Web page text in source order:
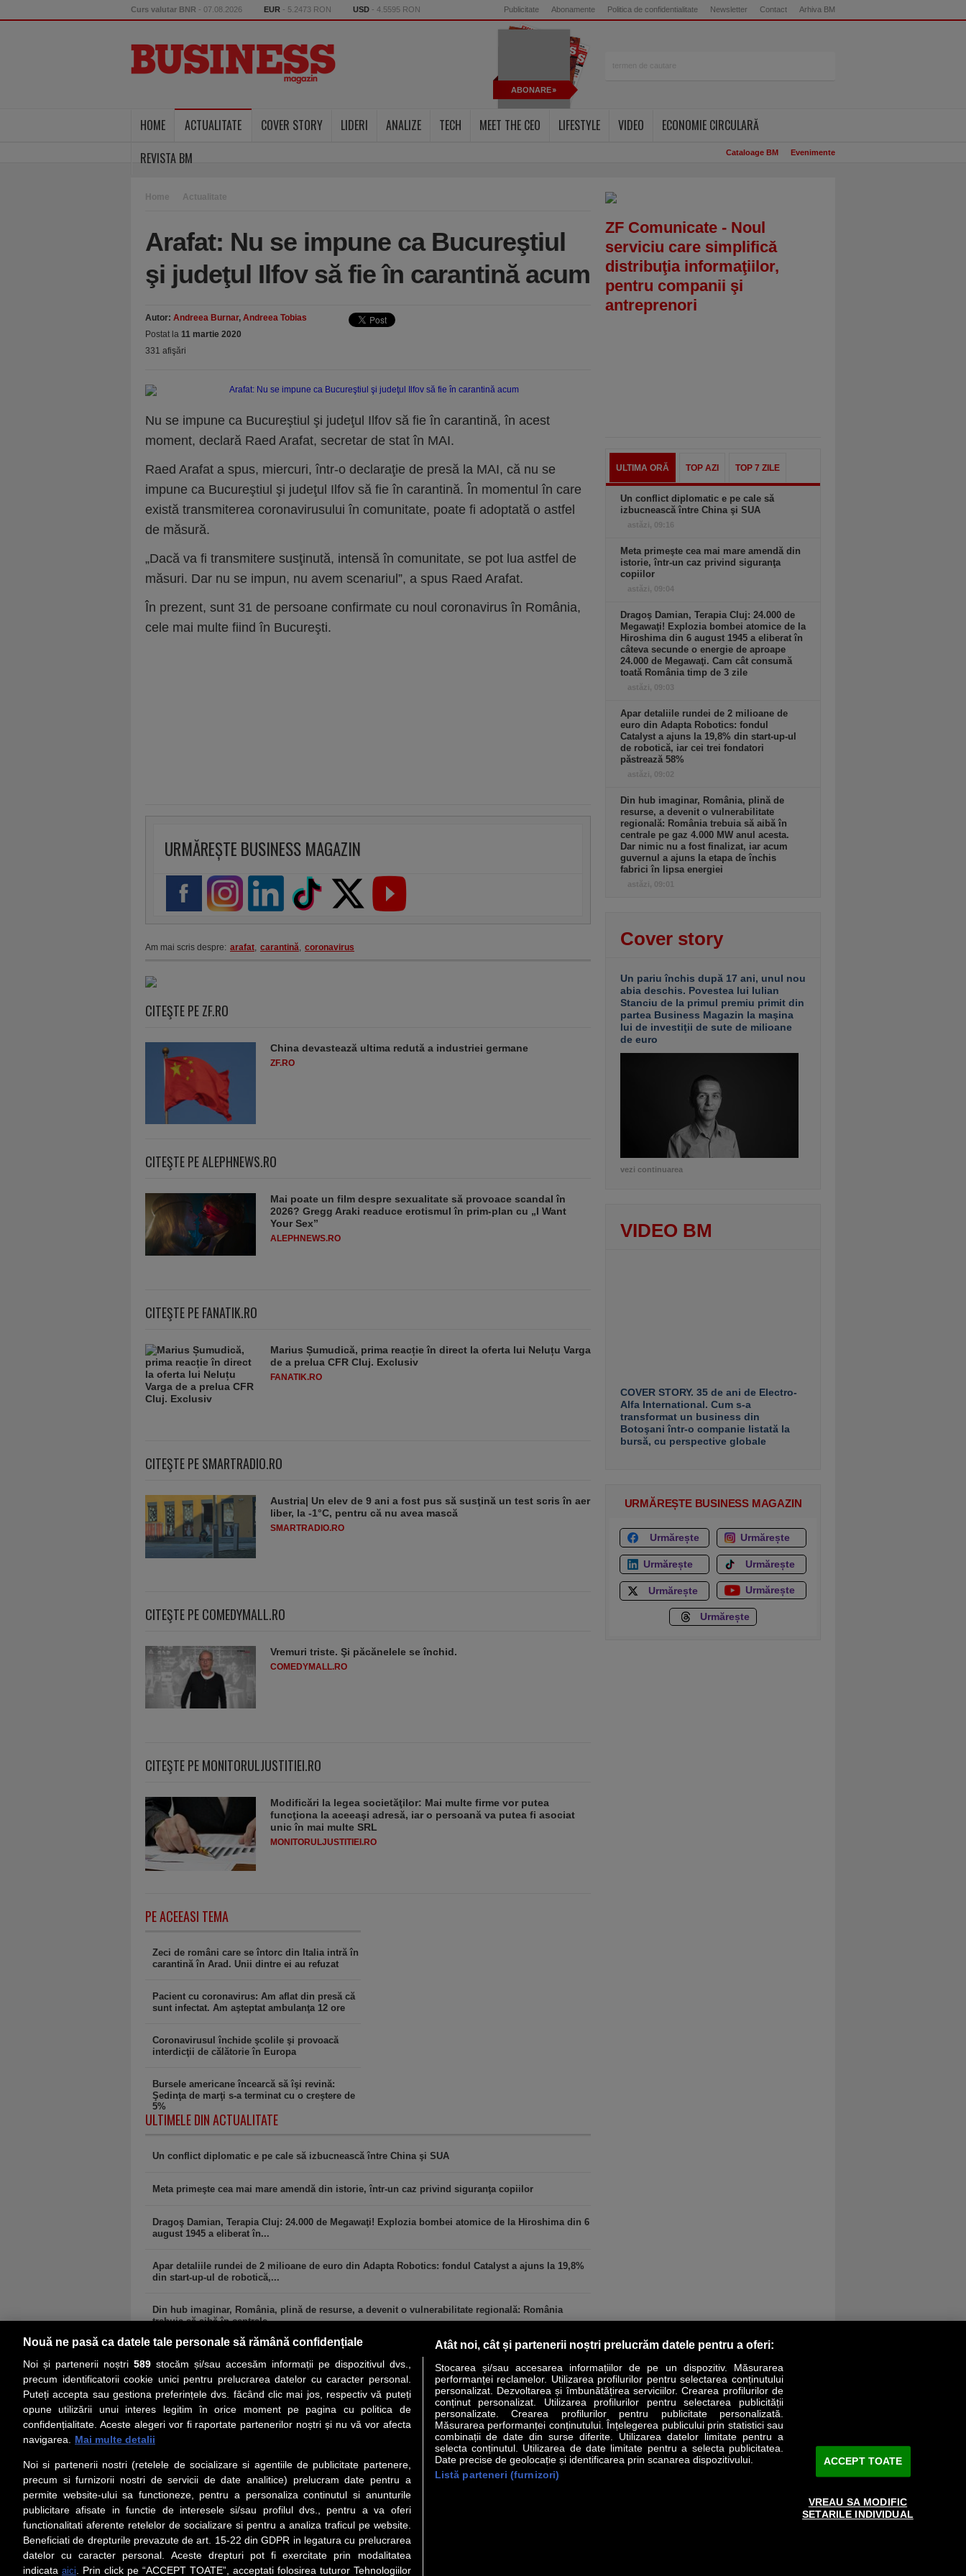
Curs valutar BNR - 07.08.2026 EUR - 5.2473 RON USD - 4.5595 RON Publicitate Abonamente Politica de confidentialitate Newsletter Contact Arhiva BM
ABONARE
HOME ACTUALITATE COVER STORY LIDERI ANALIZE TECH MEET THE CEO LIFESTYLE VIDEO
ECONOMIE CIRCULARĂ
REVISTA BM
Cataloage BM Evenimente
Home Actualitate
Arafat: Nu se impune ca Bucureştiul
şi judeţul Ilfov să fie în carantină acum
Autor: Andreea Burnar, Andreea Tobias
Postat la 11 martie 2020
331 afişări
Nu se impune ca Bucureştiul şi judeţul Ilfov să fie în carantină, în acest
moment, declară Raed Arafat, secretar de stat în MAI.
Raed Arafat a spus, miercuri, într-o declaraţie de presă la MAI, că nu se
impune ca Bucureştiul şi judeţul Ilfov să fie în carantină. În momentul în care
există transmiterea coronavirusului în comunitate, poate fi adoptată o astfel
de măsură.
„Dacă va fi transmitere susţinută, intensă în comunitate, se pot lua astfel de
măsuri. Dar nu se impun, nu avem scenariul”, a spus Raed Arafat.
În prezent, sunt 31 de persoane confirmate cu noul coronavirus în România,
cele mai multe fiind în Bucureşti.
URMĂREȘTE BUSINESS MAGAZIN
Am mai scris despre: arafat, carantină, coronavirus
CITEŞTE PE ZF.RO
China devastează ultima redută a industriei germane
ZF.RO
CITEŞTE PE ALEPHNEWS.RO
Mai poate un film despre sexualitate să provoace scandal în
2026? Gregg Araki readuce erotismul în prim-plan cu „I Want
Your Sex”
ALEPHNEWS.RO
CITEŞTE PE FANATIK.RO
Marius Șumudică, prima reacție în direct la oferta lui Neluțu Varga
de a prelua CFR Cluj. Exclusiv
FANATIK.RO
CITEŞTE PE SMARTRADIO.RO
Austria| Un elev de 9 ani a fost pus să susţină un test scris în aer
liber, la -1°C, pentru că nu avea mască
SMARTRADIO.RO
CITEŞTE PE COMEDYMALL.RO
Vremuri triste. Şi păcănelele se închid.
COMEDYMALL.RO
CITEŞTE PE MONITORULJUSTITIEI.RO
Modificări la legea societăţilor: Mai multe firme vor putea
funcţiona la aceeaşi adresă, iar o persoană va putea fi asociat
unic în mai multe SRL
MONITORULJUSTITIEI.RO
PE ACEEASI TEMA
Zeci de români care se întorc din Italia intră în
carantină în Arad. Unii dintre ei au refuzat
Pacient cu coronavirus: Am aflat din presă că
sunt infectat. Am aşteptat ambulanţa 12 ore
Coronavirusul închide şcolile şi provoacă
interdicţii de călătorie în Europa
Bursele americane încearcă să îşi revină:
Şedinţa de marţi s-a terminat cu o creştere de
5%
ULTIMELE DIN ACTUALITATE
Un conflict diplomatic e pe cale să izbucnească între China şi SUA
Meta primeşte cea mai mare amendă din istorie, într-un caz privind siguranţa copiilor
Dragoş Damian, Terapia Cluj: 24.000 de Megawaţi! Explozia bombei atomice de la Hiroshima din 6
august 1945 a eliberat în...
Apar detaliile rundei de 2 milioane de euro din Adapta Robotics: fondul Catalyst a ajuns la 19,8%
din start-up-ul de robotică,...
Din hub imaginar, România, plină de resurse, a devenit o vulnerabilitate regională: România
trebuia să aibă în centrale...
ZF Comunicate - Noul
serviciu care simplifică
distribuţia informaţiilor,
pentru companii şi
antreprenori
ULTIMA ORĂ TOP AZI TOP 7 ZILE
Un conflict diplomatic e pe cale să
izbucnească între China şi SUA
astăzi, 09:16
Meta primeşte cea mai mare amendă din
istorie, într-un caz privind siguranţa
copiilor
astăzi, 09:04
Dragoş Damian, Terapia Cluj: 24.000 de
Megawaţi! Explozia bombei atomice de la
Hiroshima din 6 august 1945 a eliberat în
câteva secunde o energie de aproape
24.000 de Megawaţi. Cam cât consumă
toată România timp de 3 zile
astăzi, 09:03
Apar detaliile rundei de 2 milioane de
euro din Adapta Robotics: fondul
Catalyst a ajuns la 19,8% din start-up-ul
de robotică, iar cei trei fondatori
păstrează 58%
astăzi, 09:02
Din hub imaginar, România, plină de
resurse, a devenit o vulnerabilitate
regională: România trebuia să aibă în
centrale pe gaz 4.000 MW anul acesta.
Dar nimic nu a fost finalizat, iar acum
guvernul a ajuns la etapa de închis
fabrici în lipsa energiei
astăzi, 09:01
Cover story
Un pariu închis după 17 ani, unul nou
abia deschis. Povestea lui Iulian
Stanciu de la primul premiu primit din
partea Business Magazin la maşina
lui de investiţii de sute de milioane
de euro
vezi continuarea
VIDEO BM
COVER STORY. 35 de ani de Electro-
Alfa International. Cum s-a
transformat un business din
Botoşani într-o companie listată la
bursă, cu perspective globale
URMĂREȘTE BUSINESS MAGAZIN
Urmărește Urmărește
Urmărește Urmărește
Urmărește Urmărește
Urmărește
PRIMA PAGINĂ COVER STORY LIDERI ANALIZE HI-TECH MEET THE CEO LIFESTYLE SPECIAL OPINII
Social
Urmareste-ne pe Facebook
iarul Financiar
Despre Noi
Contact Redactie
Contact Marketing
Contact Vanzari
Abonamente print
Redactorii BM
Politica de confidentialitate
Termeni si conditii
About cookies
Servicii Revista Business Magazin
Abonează-te şi primeşte revista acasă
Nouă ne pasă ca datele tale personale să rămână confidențiale
Noi și partenerii noștri 589stocăm și/sau accesăm informații pe dispozitivul dvs.,
precum identificatorii cookie unici pentru prelucrarea datelor cu caracter personal.
Puteți accepta sau gestiona preferințele dvs. făcând clic mai jos, respectiv vă puteți
opune utilizării unui interes legitim în orice moment pe pagina cu politica de
confidențialitate. Aceste alegeri vor fi raportate partenerilor noștri și nu vă vor afecta
navigarea.
Mai multe detalii
Noi si partenerii nostri (retelele de socializare si agentiile de publicitate partenere,
precum si furnizorii nostri de servicii de date analitice) prelucram date pentru a
permite website-ului sa functioneze, pentru a personaliza continutul si anunturile
publicitare afisate in functie de interesele si/sau profilul dvs., pentru a va oferi
functionalitati aferente retelelor de socializare si pentru a analiza traficul pe website.
Beneficiati de drepturile prevazute de art. 15-22 din GDPR in legatura cu prelucrarea
datelor cu caracter personal. Aceste drepturi pot fi exercitate prin modalitatea
indicata aici. Prin click pe “ACCEPT TOATE”, acceptati folosirea tuturor Tehnologiilor
Atât noi, cât și partenerii noștri prelucrăm datele pentru a oferi:
Stocarea și/sau accesarea informațiilor de pe un dispozitiv. Măsurarea
performanței reclamelor. Utilizarea profilurilor pentru selectarea conținutului
personalizat. Dezvoltarea și îmbunătățirea serviciilor. Crearea profilurilor de
conținut personalizat. Utilizarea profilurilor pentru selectarea publicității
personalizate. Crearea profilurilor pentru publicitate personalizată.
Măsurarea performanței conținutului. Înțelegerea publicului prin statistici sau
combinații de date din surse diferite. Utilizarea datelor limitate pentru a
selecta conținutul. Utilizarea de date limitate pentru a selecta publicitatea.
Date precise de geolocație și identificarea prin scanarea dispozitivului.
Listă parteneri (furnizori)
ACCEPT TOATE
VREAU SA MODIFIC
SETARILE INDIVIDUAL